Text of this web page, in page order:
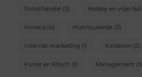
Groothandel (3) Hobby en vrije tijd
Horeca (4) Huishoudelijk (3)
Internet marketing (1) Kinderen (5)
Kunst en Kitsch (1) Management (1)